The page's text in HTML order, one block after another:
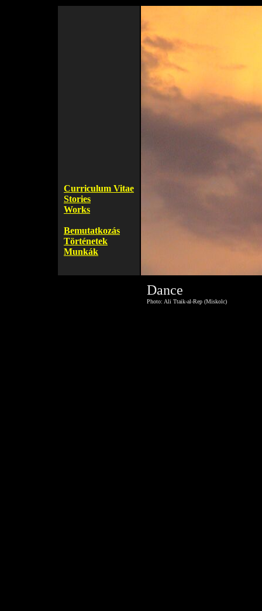
Curriculum Vitae
Stories
Works
Bemutatkozás
Történetek
Munkák
Dance
Photo: Ali Ttaik-al-Rep (Miskolc)